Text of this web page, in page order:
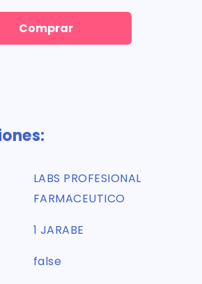
Comprar
LABS PROFESIONAL
FARMACEUTICO
1 JARABE
false